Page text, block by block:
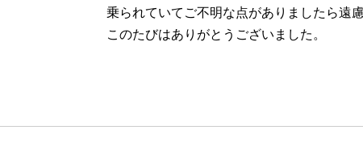
乗られていてご不明な点がありましたら遠
このたびはありがとうございました。